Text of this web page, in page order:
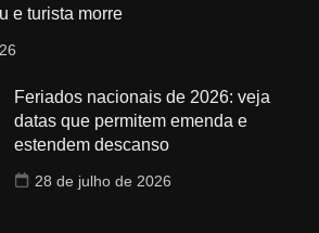
e turista morre
Feriados nacionais de 2026: veja
datas que permitem emenda e
estendem descanso
28 de julho de 2026